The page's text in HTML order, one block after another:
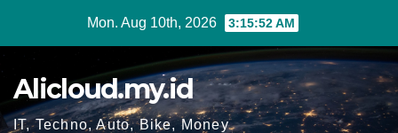
Mon. Aug 10th, 2026 3:15:53 AM
Alicloud.my.id
IT, Techno, Auto, Bike, Money